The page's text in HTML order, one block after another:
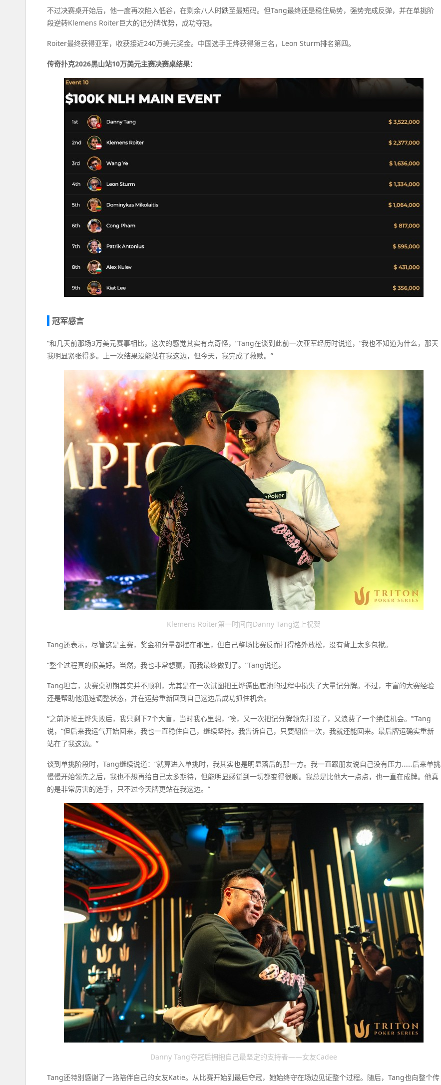
不过决赛桌开始后，他一度再次陷入低谷，在剩余八人时跌至最短码。但Tang最终还是稳住局势，强势完成反弹，并在单挑阶
段逆转Klemens Roiter巨大的记分牌优势，成功夺冠。
Roiter最终获得亚军，收获接近240万美元奖金。中国选手王烨获得第三名，Leon Sturm排名第四。
传奇扑克2026黑山站10万美元主赛决赛桌结果：
冠军感言
“和几天前那场3万美元赛事相比，这次的感觉其实有点奇怪，”Tang在谈到此前一次亚军经历时说道，“我也不知道为什么，那天
我明显紧张得多。上一次结果没能站在我这边，但今天，我完成了救赎。”
Klemens Roiter第一时间向Danny Tang送上祝贺
Tang还表示，尽管这是主赛，奖金和分量都摆在那里，但自己整场比赛反而打得格外放松，没有背上太多包袱。
“整个过程真的很美好。当然，我也非常想赢，而我最终做到了。”Tang说道。
Tang坦言，决赛桌初期其实并不顺利，尤其是在一次试图把王烨逼出底池的过程中损失了大量记分牌。不过，丰富的大赛经验
还是帮助他迅速调整状态，并在运势重新回到自己这边后成功抓住机会。
“之前诈唬王烨失败后，我只剩下7个大盲，当时我心里想，‘唉，又一次把记分牌领先打没了，又浪费了一个绝佳机会。’”Tang
说，“但后来我运气开始回来，我也一直稳住自己，继续坚持。我告诉自己，只要翻倍一次，我就还能回来。最后牌运确实重新
站在了我这边。”
谈到单挑阶段时，Tang继续说道：“就算进入单挑时，我其实也是明显落后的那一方。我一直跟朋友说自己没有压力……后来单挑
慢慢开始领先之后，我也不想再给自己太多期待，但能明显感觉到一切都变得很顺。我总是比他大一点点，也一直在成牌。他真
的是非常厉害的选手，只不过今天牌更站在我这边。”
Danny Tang夺冠后拥抱自己最坚定的支持者——女友Cadee
Tang还特别感谢了一路陪伴自己的女友Katie。从比赛开始到最后夺冠，她始终守在场边见证整个过程。随后，Tang也向整个传